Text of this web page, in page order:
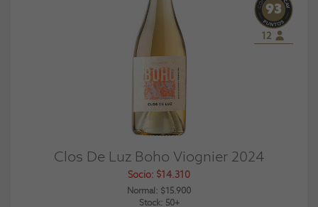
93
12
Clos De Luz Boho Viognier 2024
Socio: $14.310
Normal: $15.900
Stock: 50+